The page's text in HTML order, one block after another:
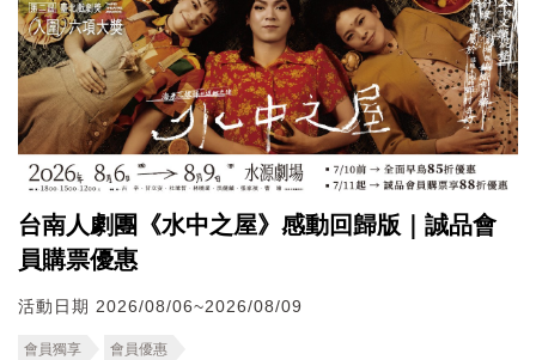
台南人劇團《水中之屋》感動回歸版｜誠品會
員購票優惠
活動日期 2026/08/06~2026/08/09
會員獨享 會員優惠